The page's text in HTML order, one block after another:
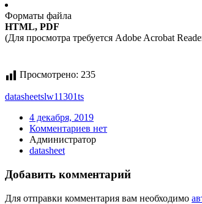
Форматы файла
HTML, PDF
(Для просмотра требуется Adobe Acrobat
Просмотрено: 235
datasheetslw11301ts
4 декабря, 2019
Комментариев нет
Администратор
datasheet
Добавить комментарий
Для отправки комментария вам необходимо